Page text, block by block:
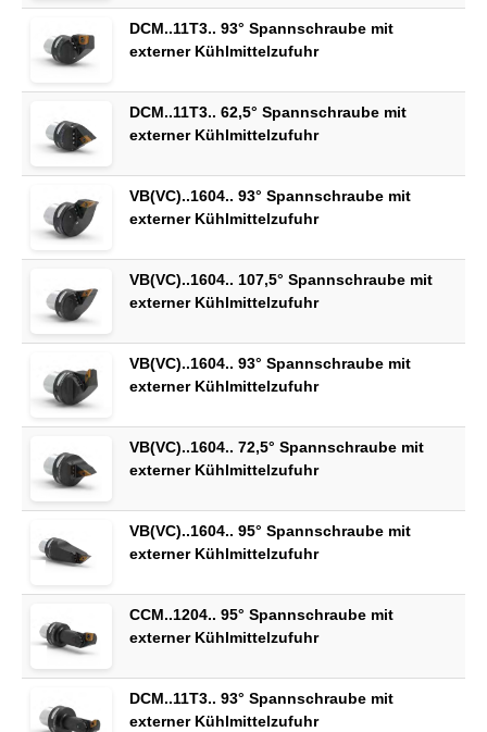
DCM..11T3.. 93° Spannschraube mit
externer Kühlmittelzufuhr
DCM..11T3.. 62,5° Spannschraube mit
externer Kühlmittelzufuhr
VB(VC)..1604.. 93° Spannschraube mit
externer Kühlmittelzufuhr
VB(VC)..1604.. 107,5° Spannschraube mit
externer Kühlmittelzufuhr
VB(VC)..1604.. 93° Spannschraube mit
externer Kühlmittelzufuhr
VB(VC)..1604.. 72,5° Spannschraube mit
externer Kühlmittelzufuhr
VB(VC)..1604.. 95° Spannschraube mit
externer Kühlmittelzufuhr
CCM..1204.. 95° Spannschraube mit
externer Kühlmittelzufuhr
DCM..11T3.. 93° Spannschraube mit
externer Kühlmittelzufuhr